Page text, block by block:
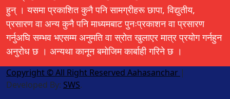
हुन् । यसमा प्रकाशित कुनै पनि सामग्रीहरू छापा, विद्युतीय,
प्रसारण वा अन्य कुनै पनि माध्यमबाट पुनःप्रकाशन वा प्रसारण
गर्नुअघि सम्भव भएसम्म अनुमति वा स्रोत खुलाएर मात्र प्रयोग गर्नहुन
अनुरोध छ । अन्यथा कानून बमोजिम कार्बाही गरिने छ ।
Copyright © All Right Reserved Aahasanchar |
Developed By: SWS.